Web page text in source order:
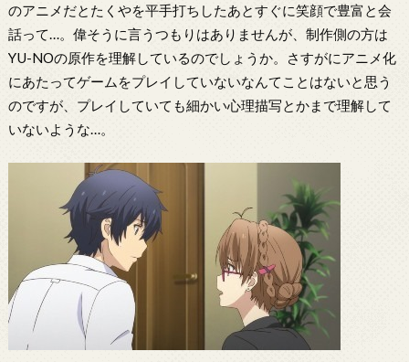
のアニメだとたくやを平手打ちしたあとすぐに笑顔で豊富と会
話って…。偉そうに言うつもりはありませんが、制作側の方は
YU-NOの原作を理解しているのでしょうか。さすがにアニメ化
にあたってゲームをプレイしていないなんてことはないと思う
のですが、プレイしていても細かい心理描写とかまで理解して
いないような…。